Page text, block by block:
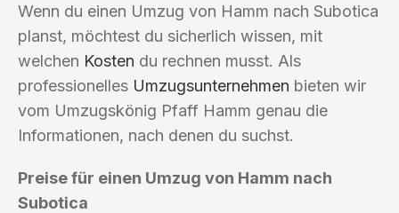
Wenn du einen Umzug von Hamm nach Subotica
planst, möchtest du sicherlich wissen, mit
welchen Kosten du rechnen musst. Als
professionelles Umzugsunternehmen bieten wir
vom Umzugskönig Pfaff Hamm genau die
Informationen, nach denen du suchst.
Preise für einen Umzug von Hamm nach
Subotica